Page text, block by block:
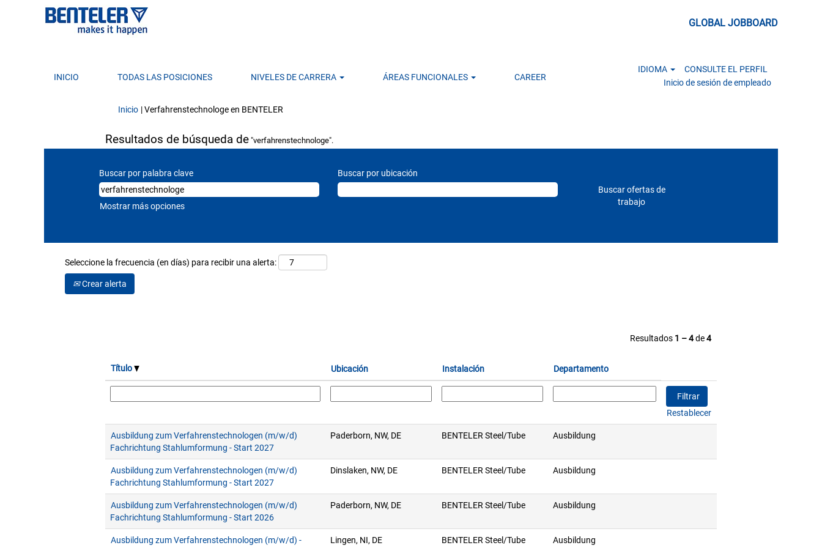
GLOBAL JOBBOARD
INICIO TODAS LAS POSICIONES NIVELES DE CARRERA ÁREAS FUNCIONALES CAREER
IDIOMA
CONSULTE EL PERFIL
Inicio de sesión de empleado
Inicio |Verfahrenstechnologe en BENTELER
Resultados de búsqueda de "verfahrenstechnologe".
Buscar por palabra clave Buscar por ubicación
Mostrar más opciones
Seleccione la frecuencia (en días) para recibir una alerta:
Crear alerta
Resultados 1 – 4de4
Título Ubicación Instalación Departamento
Restablecer
Ausbildung zum Verfahrenstechnologen (m/w/d)
Fachrichtung Stahlumformung - Start 2027
Paderborn, NW, DE BENTELER Steel/Tube Ausbildung
Ausbildung zum Verfahrenstechnologen (m/w/d)
Fachrichtung Stahlumformung - Start 2027
Dinslaken, NW, DE BENTELER Steel/Tube Ausbildung
Ausbildung zum Verfahrenstechnologen (m/w/d)
Fachrichtung Stahlumformung - Start 2026
Paderborn, NW, DE BENTELER Steel/Tube Ausbildung
Ausbildung zum Verfahrenstechnologen (m/w/d) -
Lingen, NI, DE BENTELER Steel/Tube Ausbildung